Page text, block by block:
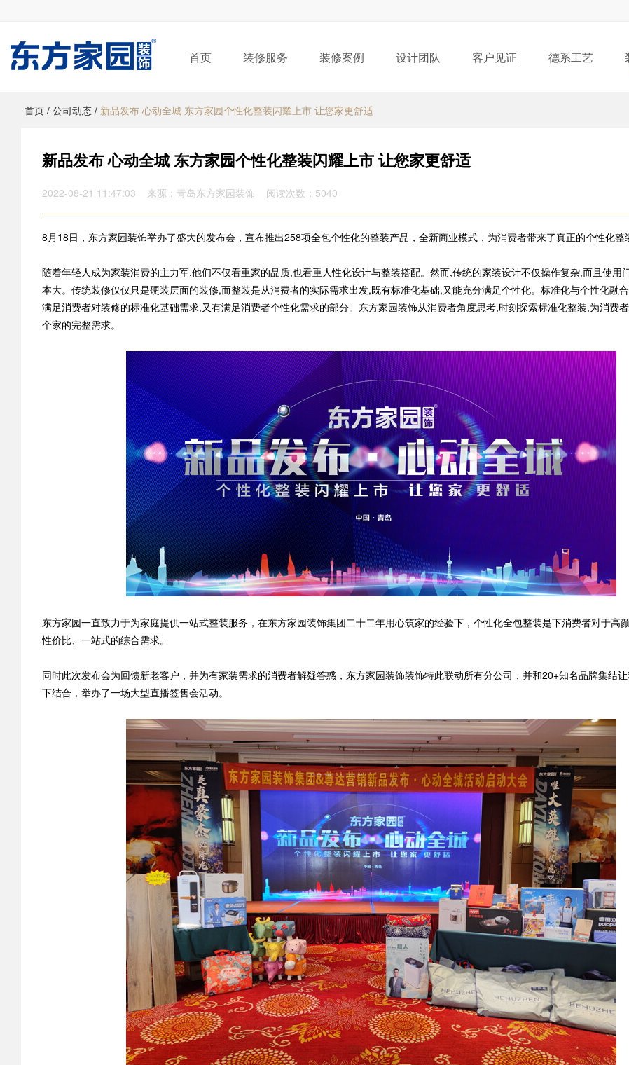
首页 装修服务 装修案例 设计团队 客户见证 德系工艺
首页 / 公司动态 / 新品发布 心动全城 东方家园个性化整装闪耀上市 让您家更舒适
新品发布 心动全城 东方家园个性化整装闪耀上市 让您家更舒适
2022-08-21 11:47:03 来源：青岛东方家园装饰 阅读次数：5040
8月18日，东方家园装饰举办了盛大的发布会，宣布推出258项全包个性化的整装产品，全新商业模式，为消费者带来了真正的个性化整
随着年轻人成为家装消费的主力军,他们不仅看重家的品质,也看重人性化设计与整装搭配。然而,传统的家装设计不仅操作复杂,而且使用
本大。传统装修仅仅只是硬装层面的装修,而整装是从消费者的实际需求出发,既有标准化基础,又能充分满足个性化。标准化与个性化融
满足消费者对装修的标准化基础需求,又有满足消费者个性化需求的部分。东方家园装饰从消费者角度思考,时刻探索标准化整装,为消费
个家的完整需求。
东方家园一直致力于为家庭提供一站式整装服务，在东方家园装饰集团二十二年用心筑家的经验下，个性化全包整装是下消费者对于高
性价比、一站式的综合需求。
同时此次发布会为回馈新老客户，并为有家装需求的消费者解疑答惑，东方家园装饰装饰特此联动所有分公司，并和20+知名品牌集结
下结合，举办了一场大型直播签售会活动。